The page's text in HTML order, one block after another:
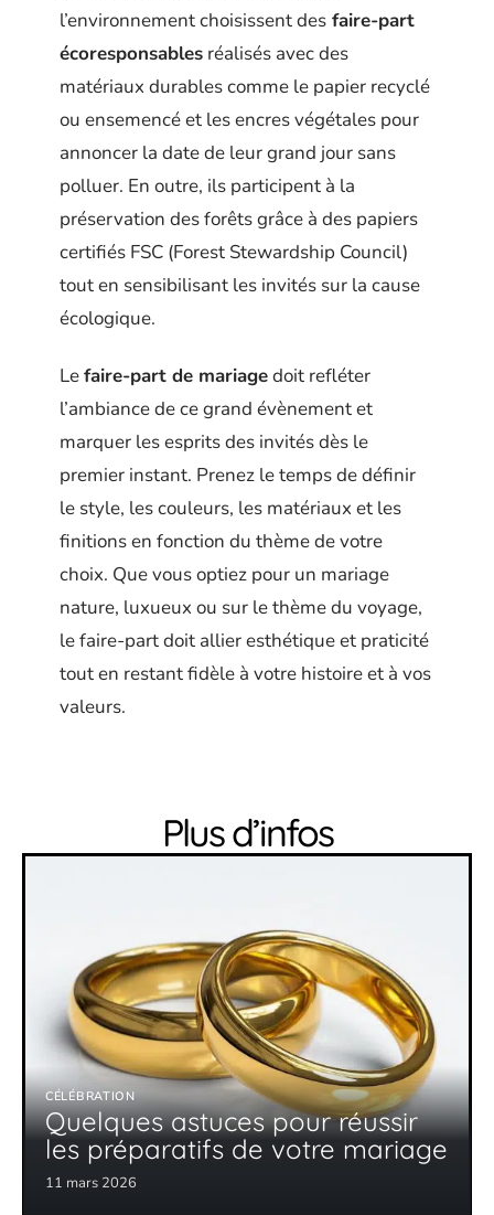
l’environnement choisissent des faire-part
écoresponsables réalisés avec des
matériaux durables comme le papier recyclé
ou ensemencé et les encres végétales pour
annoncer la date de leur grand jour sans
polluer. En outre, ils participent à la
préservation des forêts grâce à des papiers
certifiés FSC (Forest Stewardship Council)
tout en sensibilisant les invités sur la cause
écologique.
Lefaire-part de mariagedoit refléter
l’ambiance de ce grand évènement et
marquer les esprits des invités dès le
premier instant. Prenez le temps de définir
le style, les couleurs, les matériaux et les
finitions en fonction du thème de votre
choix. Que vous optiez pour un mariage
nature, luxueux ou sur le thème du voyage,
le faire-part doit allier esthétique et praticité
tout en restant fidèle à votre histoire et à vos
valeurs.
Plus d’infos
CÉLÉBRATION
Quelques astuces pour réussir
les préparatifs de votre mariage
11 mars 2026